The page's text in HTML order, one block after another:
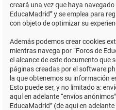
creará una vez que haya
EducaMadrid” y se emplea para
con objeto de optimizar su
Además podemos crear cookies
mientras navega por “Foros de
el alcance de este documento que
páginas creadas por el software
la que obtenemos su información
Esto puede ser, y no limitado a:
aquí en adelante “envíos
EducaMadrid” (de aquí en